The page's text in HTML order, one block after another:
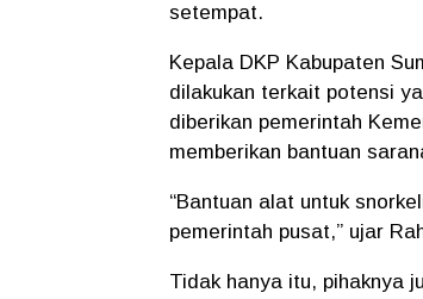
setempat.
Kepala DKP Kabupaten
dilakukan terkait potensi
diberikan pemerintah
memberikan bantuan
“Bantuan alat untuk
pemerintah pusat,” ujar
Tidak hanya itu, pihaknya